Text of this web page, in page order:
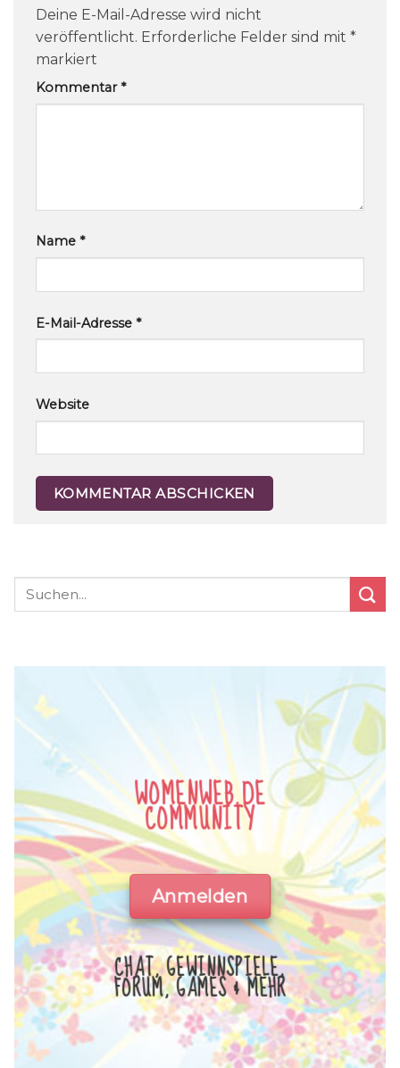
Deine E-Mail-Adresse wird nicht
veröffentlicht. Erforderliche Felder sind mit *
markiert
Kommentar*
Name *
E-Mail-Adresse *
Website
WOMENWEB.DE
COMMUNITY
Anmelden
CHAT, GEWINNSPIELE,
FORUM, GAMES & MEHR